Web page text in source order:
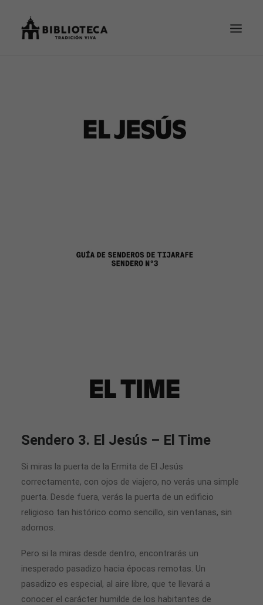
Sendero 3. El Jesús – El Time
Si miras la puerta de la Ermita de El Jesús
correctamente, con ojos de viajero, no verás una simple
puerta. Desde fuera, verás la puerta de un edificio
religioso tan histórico como sencillo, sin ventanas, sin
adornos.
Pero si la miras desde dentro, encontrarás un
inesperado pasadizo hacia épocas remotas. Un
pasadizo es especial, al aire libre, que te llevará a
conocer el carácter humilde de los habitantes de